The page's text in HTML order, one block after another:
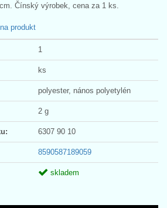
Čínský výrobek, cena za 1 ks.
produkt
1
ks
polyester, nános polyetylén
2 g
6307 90 10
8590587189059
skladem